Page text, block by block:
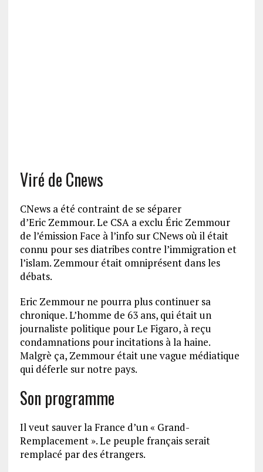
Viré deCnews
CNewsa été contraint de se séparer
d’Eric Zemmour.Le CSA a exclu ÉricZemmour
de l’émission Face à l’info sur CNewsoù il était
connu pour ses diatribes contre l’immigration et
l’islam. Zemmour était omniprésent dans les
débats.
Eric Zemmour ne pourra plus continuer sa
chronique.L’homme de 63 ans, qui était un
journaliste politique pour Le Figaro, à reçu
condamnations pour incitations à la haine.
Malgrè ça, Zemmour était une vague médiatique
qui déferle sur notre pays.
Son programme
Il veut sauver la France d’un « Grand-
Remplacement».Le peuple français serait
remplacé par des étrangers.